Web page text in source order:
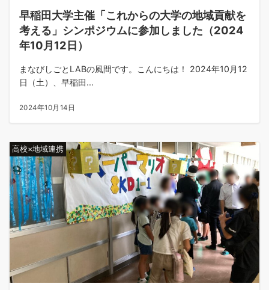
早稲田大学主催「これからの大学の地域貢献を
考える」シンポジウムに参加しました（2024
年10月12日）
まなびしごとLABの風間です。こんにちは！ 2024年10月12
日（土）、早稲田...
2024年10月14日
高校×地域連携